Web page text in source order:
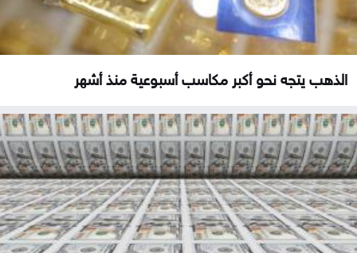
الذهب يتجه نحو أكبر مكاسب أسبوعية منذ أشهر